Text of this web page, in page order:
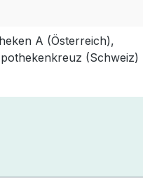
A (Österreich),
(Schweiz)